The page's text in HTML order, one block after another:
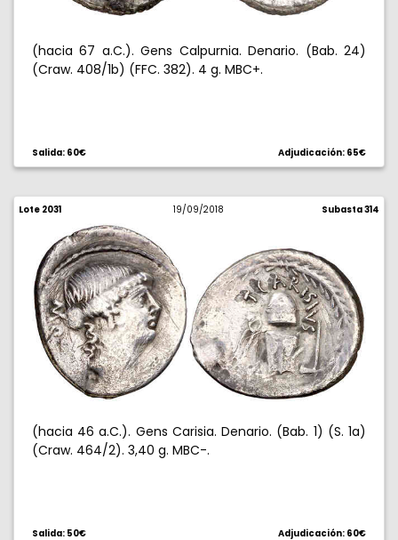
(hacia 67 a.C.). Gens Calpurnia. Denario. (Bab. 24)
(Craw. 408/1b) (FFC. 382). 4 g. MBC+.
Salida: 60€ Adjudicación: 65€
Lote 2031 19/09/2018 Subasta 314
(hacia 46 a.C.). Gens Carisia. Denario. (Bab. 1) (S. 1a)
(Craw. 464/2). 3,40 g. MBC-.
Salida: 50€ Adjudicación: 60€